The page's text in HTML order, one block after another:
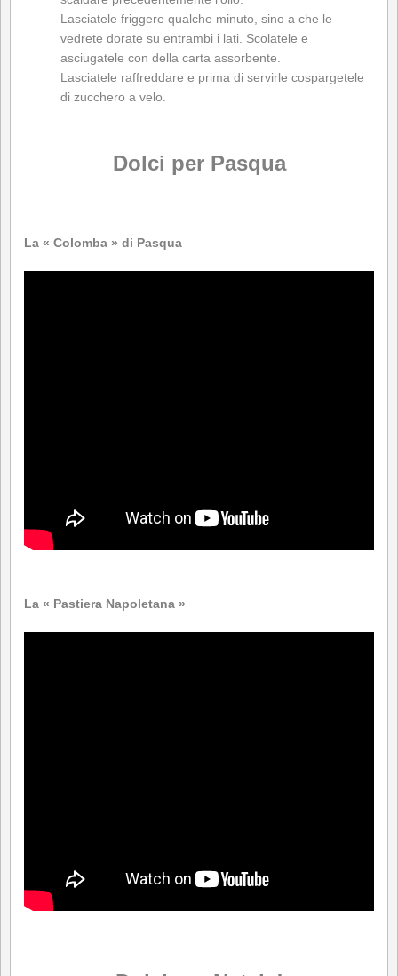
Lasciatele friggere qualche minuto, sino a che le
vedrete dorate su entrambi i lati. Scolatele e
asciugatele con della carta assorbente.
Lasciatele raffreddare e prima di servirle cospargetele
di zucchero a velo.
Dolci per Pasqua
La « Colomba » di Pasqua
La « Pastiera Napoletana »